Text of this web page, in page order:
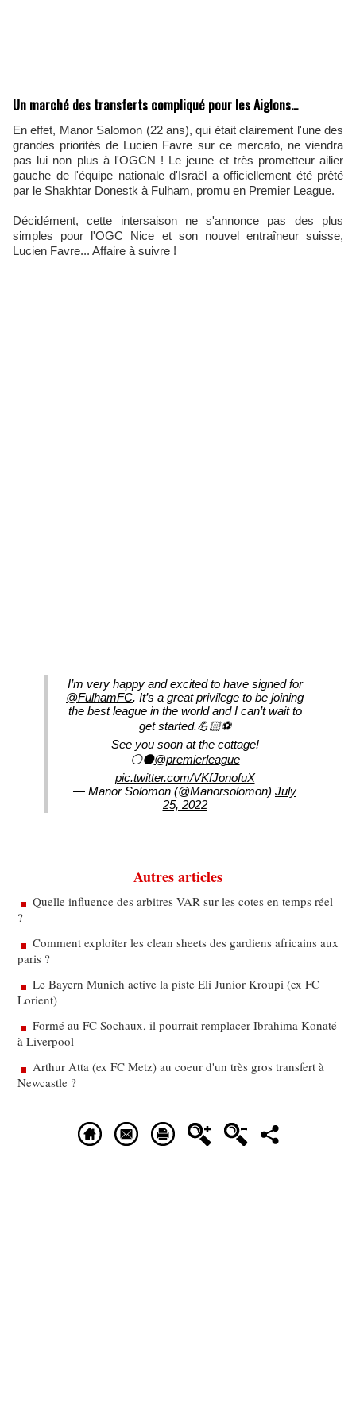
Un marché des transferts compliqué pour les Aiglons...
En effet, Manor Salomon (22 ans), qui était clairement l'une des
grandes priorités de Lucien Favre sur ce mercato, ne viendra
pas lui non plus à l'OGCN ! Le jeune et très prometteur ailier
gauche de l'équipe nationale d'Israël a officiellement été prêté
par le Shakhtar Donestk à Fulham, promu en Premier League.
Décidément, cette intersaison ne s'annonce pas des plus
simples pour l'OGC Nice et son nouvel entraîneur suisse,
Lucien Favre... Affaire à suivre !
I’m very happy and excited to have signed for
@FulhamFC. It’s a great privilege to be joining
the best league in the world and I can’t wait to
get started.💪🏻⚽️
See you soon at the cottage!
⚪️⚫️@premierleague
pic.twitter.com/VKfJonofuX
— Manor Solomon (@Manorsolomon) July
25, 2022
Autres articles
Quelle influence des arbitres VAR sur les cotes en temps réel
?
Comment exploiter les clean sheets des gardiens africains aux
paris ?
Le Bayern Munich active la piste Eli Junior Kroupi (ex FC
Lorient)
Formé au FC Sochaux, il pourrait remplacer Ibrahima Konaté
à Liverpool
Arthur Atta (ex FC Metz) au coeur d'un très gros transfert à
Newcastle ?